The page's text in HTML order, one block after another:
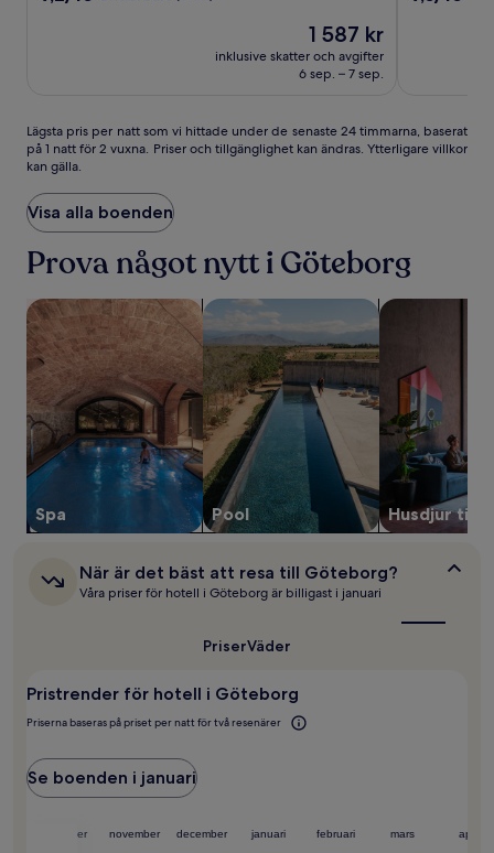
Priset
1 587 kr
1 587 kr
inklusive skatter och avgifter
6 sep. – 7 sep.
Lägsta
pris
per
natt
som
vi
hittade
under
senaste
24 timmarna,
baserat
på
1 natt
för
2 vuxna.
Priser
och
tillgänglighet
kan
ändras.
kan
Lägsta pris per natt som vi hittade under de senaste 24 timmarna, baserat
på 1 natt för 2 vuxna. Priser och tillgänglighet kan ändras. Ytterligare villkor
kan gälla.
Visa alla boenden
Prova något nytt i Göteborg
Spa
sök efter boenden med spa
Pool
sök efter boenden med pool
Husdjur
sök efter
När
är
Göteborg?
När är det bäst att resa till Göteborg?
Våra priser för hotell i Göteborg är billigast i januari
PriserVäder
Pristrender för hotell i Göteborg
Priserna baseras på priset per natt för två resenärer
Se boenden i januari
oktober november december januari februari mars april